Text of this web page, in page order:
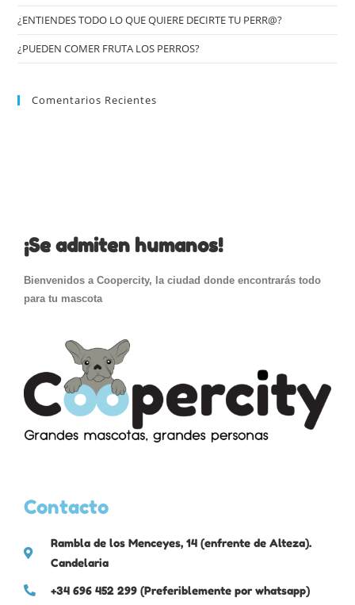
¿ENTIENDES TODO LO QUE QUIERE DECIRTE TU PERR@?
¿PUEDEN COMER FRUTA LOS PERROS?
Comentarios Recientes
¡Se admiten humanos!
Bienvenidos a Coopercity, la ciudad donde encontrarás todo
para tu mascota
Contacto
Rambla de los Menceyes, 14 (enfrente de Alteza).
Candelaria
+34 696 452 299 (Preferiblemente por whatsapp)